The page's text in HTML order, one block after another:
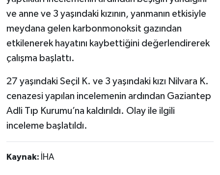
ve anne ve 3 yaşındaki kızının, yanmanın etkisiyle
meydana gelen karbonmonoksit gazından
etkilenerek hayatını kaybettiğini değerlendirerek
çalışma başlattı.
27 yaşındaki Seçil K. ve 3 yaşındaki kızı Nilvara K.
cenazesi yapılan incelemenin ardından Gaziantep
Adli Tıp Kurumu’na kaldırıldı. Olay ile ilgili
inceleme başlatıldı.
Kaynak: İHA